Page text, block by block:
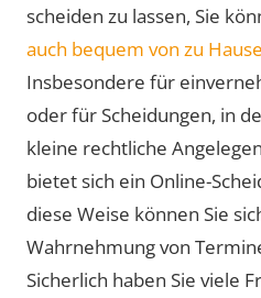
scheiden zu lassen, Sie
auch bequem von zu
Insbesondere für
oder für Scheidungen, in
kleine rechtliche
bietet sich ein Online-
diese Weise können Sie
Wahrnehmung von
Sicherlich haben Sie viele